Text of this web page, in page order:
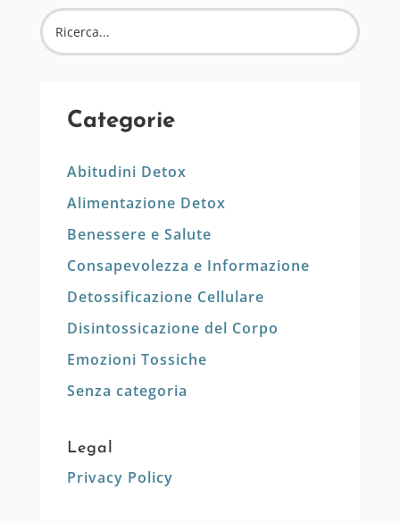
Categorie
Abitudini Detox
Alimentazione Detox
Benessere e Salute
Consapevolezza e Informazione
Detossificazione Cellulare
Disintossicazione del Corpo
Emozioni Tossiche
Senza categoria
Legal
Privacy Policy